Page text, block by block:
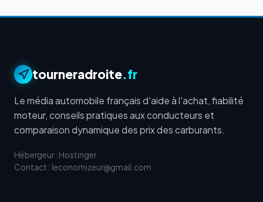
tourneradroite.fr
Le média automobile français d'aide à l'achat, fiabilité
moteur, conseils pratiques aux conducteurs et
comparaison dynamique des prix des carburants.
Hébergeur : Hostinger
Contact : leconomizeur@gmail.com